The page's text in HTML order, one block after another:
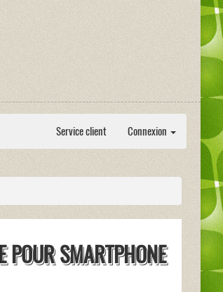
Service client Connexion
POUR SMARTPHONE